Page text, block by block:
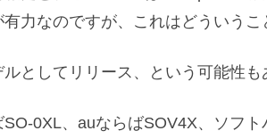
力なのですが、これはどういうこ
としてリリース、という可能性も
0XL、auならばSOV4X、ソフ